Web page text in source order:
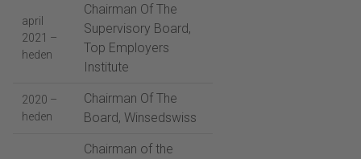
april
2021 –
heden
Chairman Of The
Supervisory Board,
Top Employers
Institute
2020 –
heden
Chairman Of The
Board, Winsedswiss
Chairman of the